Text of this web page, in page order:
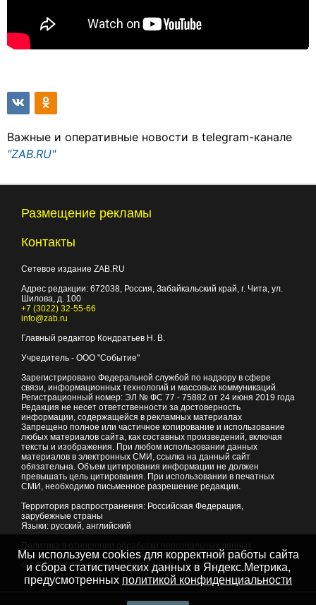
Важные и оперативные новости в telegram-канале
"ZAB.RU"
Размещение рекламы
Контакты
Сетевое издание ZAB.RU
Адрес редакции: 672038, Россия, Забайкальский край, г. Чита, ул.
Шилова, д. 100
+7 (3022) 32-55-66
info@zab.ru
Главный редактор Кондратьев Н. В.
Учредитель - ООО "Событие"
Зарегистрировано Федеральной службой по надзору в сфере
связи, информационных технологий и массовых коммуникаций.
Регистрационный номер: ЭЛ № ФС 77 - 75882 от 24 июня 2019 года
Редакция не несет ответственности за достоверность
информации, содержащейся в рекламных материалах
Запрещено полное или частичное копирование и использование
любых материалов сайта, как составных произведений, включая
тексты и изображения. При любом использовании данных
материалов в электронных СМИ, ссылка на данный сайт
обязательна. Объем цитирования информации не должен
превышать цель цитирования. При использовании в печатных
СМИ, необходимо письменное разрешение редакции.
Территория распространения: Российская Федерация,
зарубежные страны
Языки: русский, английский
© 2007 - 2026Портал Читы и Забайкальского края
Мы используем cookies для корректной работы сайта
и сбора статистических данных в Яндекс.Метрика,
предусмотренных политикой конфиденциальности